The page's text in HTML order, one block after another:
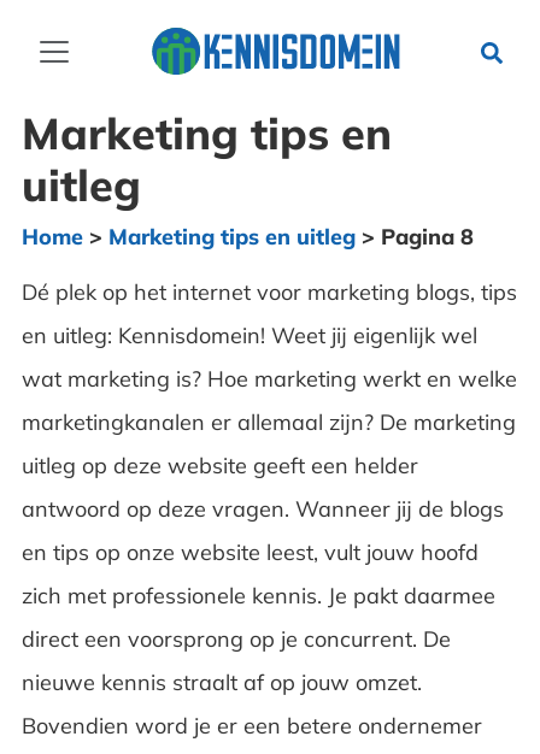
Marketing tips en
uitleg
Home> Marketing tips en uitleg> Pagina 8
Dé plek op het internet voor marketing blogs, tips
en uitleg: Kennisdomein! Weet jij eigenlijk wel
wat marketing is? Hoe marketing werkt en welke
marketingkanalen er allemaal zijn? De marketing
uitleg op deze website geeft een helder
antwoord op deze vragen. Wanneer jij de blogs
en tips op onze website leest, vult jouw hoofd
zich met professionele kennis. Je pakt daarmee
direct een voorsprong op je concurrent. De
nieuwe kennis straalt af op jouw omzet.
Bovendien word je er een betere ondernemer